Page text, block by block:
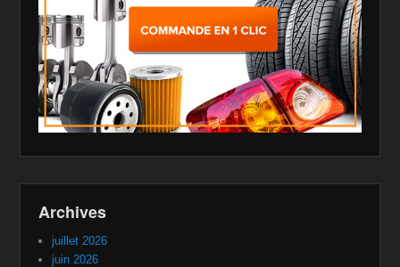
Archives
juillet 2026
juin 2026